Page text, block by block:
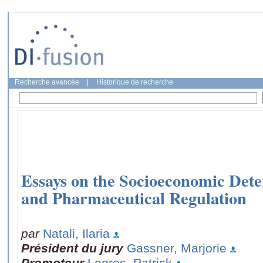
Recherche avancée Historique de recherche
Essays on the Socioeconomic
and Pharmaceutical Regulation
par Natali, Ilaria
Président du jury Gassner, Marjorie